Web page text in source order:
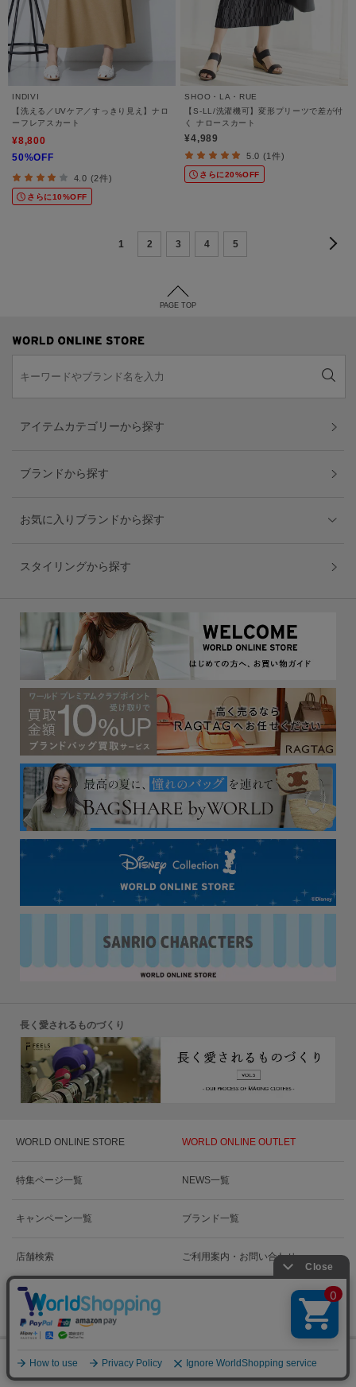
絞り込む
INDIVI
【洗える／UVケア／すっきり見え】ナロ
ーフレアスカート
¥8,800
50%OFF
4.0 (2件)
さらに10%OFF
SHOO・LA・RUE
【S-LL/洗濯機可】変形プリーツで差が付
く ナロースカート
¥4,989
5.0 (1件)
さらに20%OFF
1 2 3 4 5
PAGE TOP
アイテムカテゴリーから探す
ブランドから探す
お気に入りブランドから探す
スタイリングから探す
長く愛されるものづくり
WORLD ONLINE STORE WORLD ONLINE OUTLET
特集ページ一覧 NEWS一覧
キャンペーン一覧 ブランド一覧
店舗検索 ご利用案内・お問い合わせ
新卒採用情報